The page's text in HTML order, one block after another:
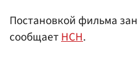
Постановкой фильма
сообщаетНСН.